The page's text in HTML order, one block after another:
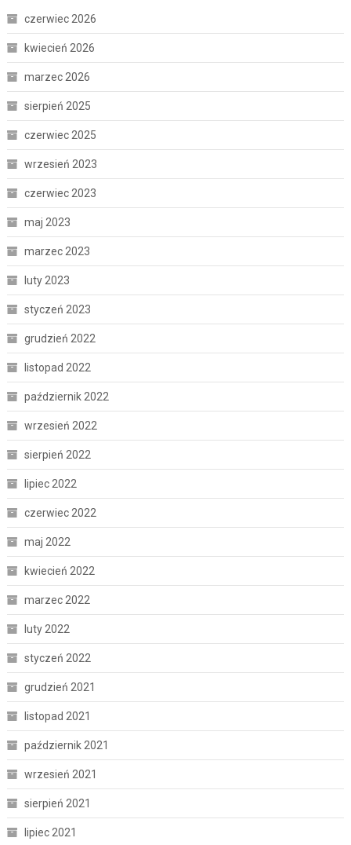
czerwiec 2026
kwiecień 2026
marzec 2026
sierpień 2025
czerwiec 2025
wrzesień 2023
czerwiec 2023
maj 2023
marzec 2023
luty 2023
styczeń 2023
grudzień 2022
listopad 2022
październik 2022
wrzesień 2022
sierpień 2022
lipiec 2022
czerwiec 2022
maj 2022
kwiecień 2022
marzec 2022
luty 2022
styczeń 2022
grudzień 2021
listopad 2021
październik 2021
wrzesień 2021
sierpień 2021
lipiec 2021